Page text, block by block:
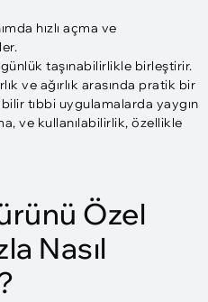
hızlı açma ve
taşınabilirlikle birleştirir.
ve ağırlık arasında pratik bir
tıbbi uygulamalarda yaygın
ve kullanılabilirlik, özellikle
Özel
Nasıl